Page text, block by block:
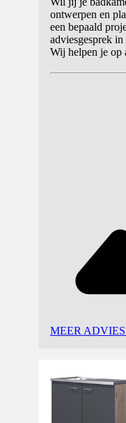
ontwerpen en
een bepaald
adviesgesprek
Wij helpen je op
MEER